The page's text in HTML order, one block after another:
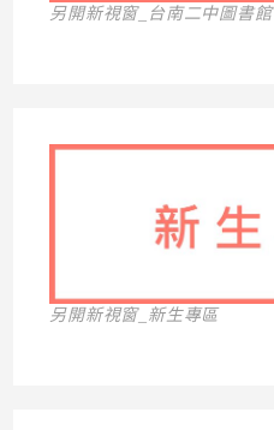
另開新視窗_台南二中圖書館
另開新視窗_新生專區